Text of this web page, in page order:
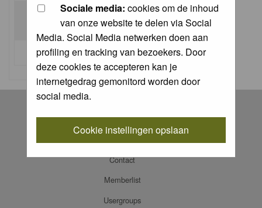
Sociale media: cookies om de inhoud
van onze website te delen via Social
Media. Social Media netwerken doen aan
profiling en tracking van bezoekers. Door
deze cookies te accepteren kan je
internetgedrag gemonitord worden door
social media.
Cookie instellingen opslaan
I forgot my password
Log in
Contact
Memberlist
Usergroups